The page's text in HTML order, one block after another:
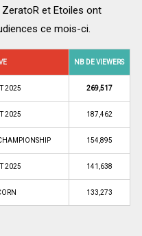
ZeratoR et Etoiles ont
ce mois-ci.
NB DE VIEWERS
2025 269,517
2025 187,462
154,895
2025 141,638
133,273